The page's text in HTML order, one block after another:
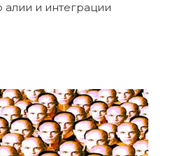
и интеграции